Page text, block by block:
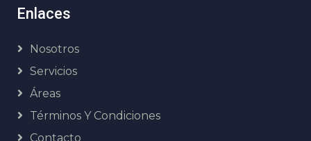
Enlaces
Nosotros
Servicios
Áreas
Términos Y Condiciones
Contacto